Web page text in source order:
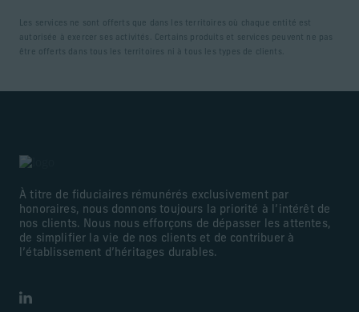
Les services ne sont offerts que dans les territoires où chaque entité est
autorisée à exercer ses activités. Certains produits et services peuvent ne pas
être offerts dans tous les territoires ni à tous les types de clients.
À titre de fiduciaires rémunérés exclusivement par
honoraires, nous donnons toujours la priorité à l’intérêt de
nos clients. Nous nous efforçons de dépasser les attentes,
de simplifier la vie de nos clients et de contribuer à
l’établissement d’héritages durables.
LinkedIn